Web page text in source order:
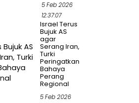
5 Feb 2026
12:37:07
Israel Terus
Bujuk AS
agar
Serang Iran,
Turki
Peringatkan
Bahaya
Perang
Regional
5 Feb 2026